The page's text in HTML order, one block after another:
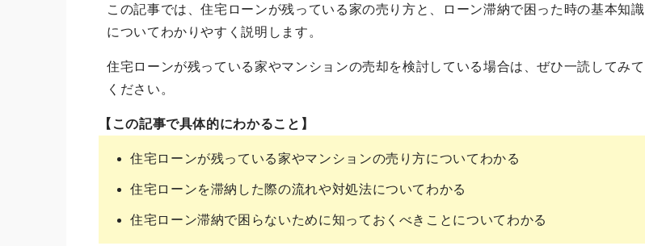
この記事では、住宅ローンが残っている家の売り方と、ローン滞納で困った時の基本知識
についてわかりやすく説明します。
住宅ローンが残っている家やマンションの売却を検討している場合は、ぜひ一読してみて
ください。
【この記事で具体的にわかること】
住宅ローンが残っている家やマンションの売り方についてわかる
住宅ローンを滞納した際の流れや対処法についてわかる
住宅ローン滞納で困らないために知っておくべきことについてわかる